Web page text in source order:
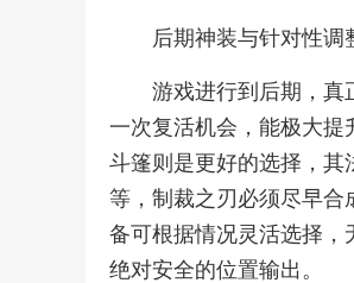
后期神装与针对性调
游戏进行到后期，真
一次复活机会，能极大提
斗篷则是更好的选择，其
等，制裁之刃必须尽早合
备可根据情况灵活选择，
绝对安全的位置输出。